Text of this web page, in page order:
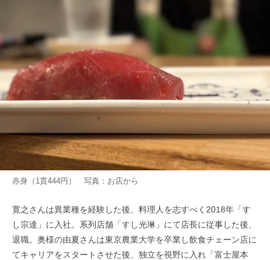
赤身（1貫444円） 写真：お店から
寛之さんは異業種を経験した後、料理人を志すべく2018年「す
し宗達」に入社。系列店舗「すし光琳」にて店長に従事した後、
退職。奥様の由夏さんは東京農業大学を卒業し飲食チェーン店に
てキャリアをスタートさせた後、独立を視野に入れ「富士屋本